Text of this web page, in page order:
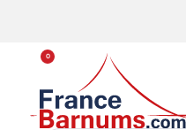
0